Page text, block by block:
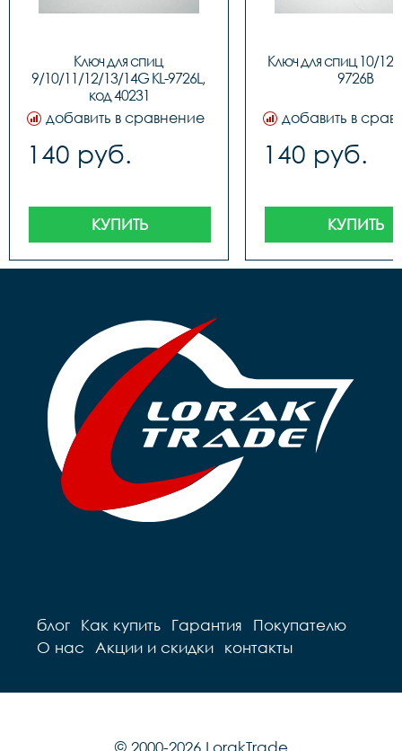
Ключ для спиц
9/10/11/12/13/14G KL-9726L,
код 40231
добавить в сравнение
140 руб.
КУПИТЬ
Ключ для спиц 10/12/
9726B
добавить в
140 руб.
КУПИТЬ
блог Как купить Гарантия
Покупателю
О нас
Акции и скидки контакты
© 2000-2026 LorakTrade